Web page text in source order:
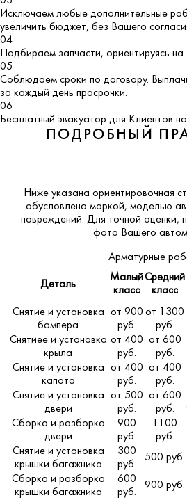
Исключаем любые дополнительные
увеличить бюджет, без Вашего
04
Подбираем запчасти, ориентируясь
05
Соблюдаем сроки по договору.
за каждый день просрочки.
06
Бесплатный эвакуатор для Клиентов
ПОДРОБНЫЙ
Ниже указана ориентировочная
обусловлена маркой, моделью
повреждений. Для точной оценки,
фото Вашего
Арматурные
Деталь
Малый
класс
Средний
класс
Снятие и установка
бампера
от 900
руб.
от 1300
руб.
Снятиее и установка
крыла
от 400
руб.
от 600
руб.
Снятие и установка
капота
от 400
руб.
от 400
руб.
Снятие и установка
двери
от 500
руб.
от 600
руб.
Сборка и разборка
двери
900
руб.
1100
руб.
Снятие и установка
крышки багажника
300
руб.
500 руб.
Сборка и разборка
крышки багажника
600
руб.
900 руб.